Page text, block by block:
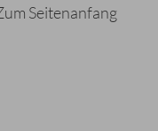
Seitenanfang